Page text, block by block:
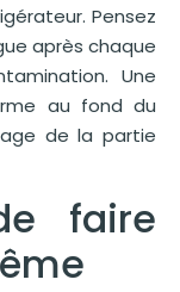
Pensez
après chaque
Une
au fond du
de la partie
faire